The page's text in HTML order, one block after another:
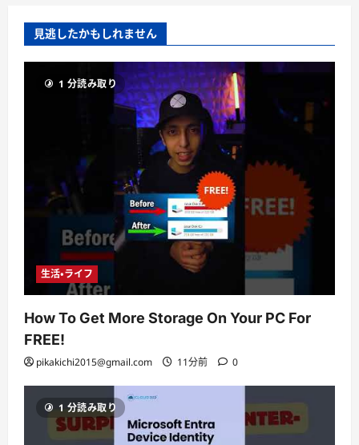
見逃したかもしれません
1 分読み取り
生活・ライフ
How To Get More Storage On Your PC For
FREE!
pikakichi2015@gmail.com 11分前 0
1 分読み取り